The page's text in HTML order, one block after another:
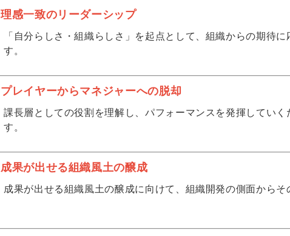
理感一致のリーダーシップ
「自分らしさ・組織らしさ」を起点として、組織からの期待
す。
プレイヤーからマネジャーへの脱却
課長層としての役割を理解し、パフォーマンスを発揮していく
す。
成果が出せる組織風土の醸成
成果が出せる組織風土の醸成に向けて、組織開発の側面からそ